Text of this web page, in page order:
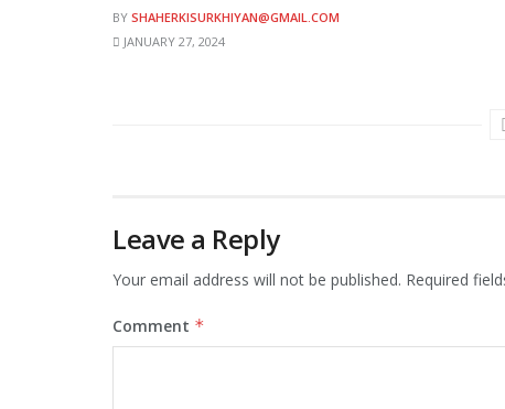
BY SHAHERKISURKHIYAN@GMAIL.COM
JANUARY 27, 2024
Leave a Reply
Your email address will not be published. Required
Comment *